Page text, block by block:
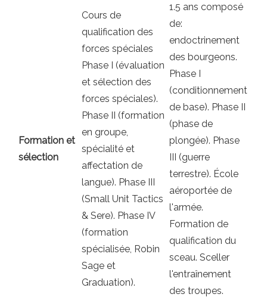
Formation et
sélection
Cours de
qualification des
forces spéciales
Phase I (évaluation
et sélection des
forces spéciales).
Phase II (formation
en groupe,
spécialité et
affectation de
langue). Phase III
(Small Unit Tactics
& Sere). Phase IV
(formation
spécialisée, Robin
Sage et
Graduation).
1.5 ans composé
de:
endoctrinement
des bourgeons.
Phase I
(conditionnement
de base). Phase II
(phase de
plongée). Phase
III (guerre
terrestre). École
aéroportée de
l'armée.
Formation de
qualification du
sceau. Sceller
l'entraînement
des troupes.